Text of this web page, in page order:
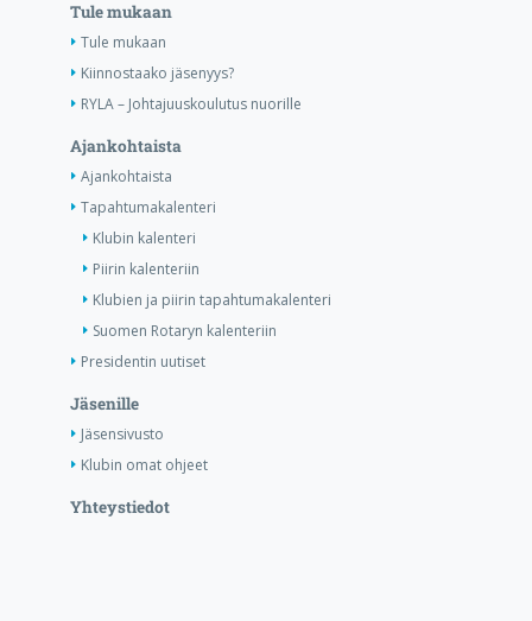
Tule mukaan
Tule mukaan
Kiinnostaako jäsenyys?
RYLA – Johtajuuskoulutus nuorille
Ajankohtaista
Ajankohtaista
Tapahtumakalenteri
Klubin kalenteri
Piirin kalenteriin
Klubien ja piirin tapahtumakalenteri
Suomen Rotaryn kalenteriin
Presidentin uutiset
Jäsenille
Jäsensivusto
Klubin omat ohjeet
Yhteystiedot